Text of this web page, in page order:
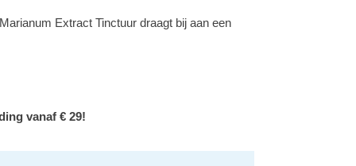
Extract Tinctuur draagt bij aan een
vanaf € 29!